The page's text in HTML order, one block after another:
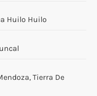
Huilo Huilo
Tierra De